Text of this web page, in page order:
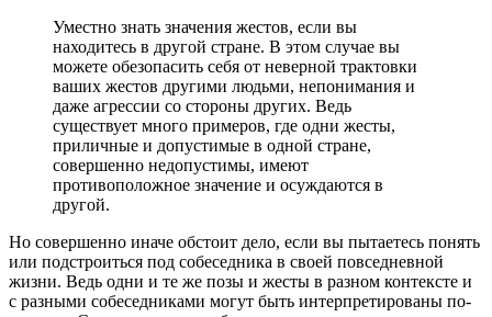
Уместно знать значения жестов, если вы
находитесь в другой стране. В этом случае вы
можете обезопасить себя от неверной трактовки
ваших жестов другими людьми, непонимания и
даже агрессии со стороны других. Ведь
существует много примеров, где одни жесты,
приличные и допустимые в одной стране,
совершенно недопустимы, имеют
противоположное значение и осуждаются в
другой.
Но совершенно иначе обстоит дело, если вы пытаетесь понять
или подстроиться под собеседника в своей повседневной
жизни. Ведь одни и те же позы и жесты в разном контексте и
с разными собеседниками могут быть интерпретированы по-